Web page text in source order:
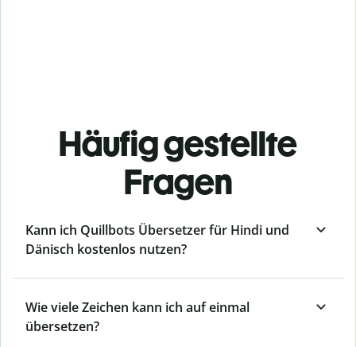
Häufig gestellte
Fragen
Kann ich Quillbots Übersetzer für Hindi und
Dänisch kostenlos nutzen?
Wie viele Zeichen kann ich auf einmal
übersetzen?